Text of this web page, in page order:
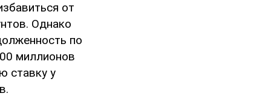
от
Однако
по
миллионов
ставку у